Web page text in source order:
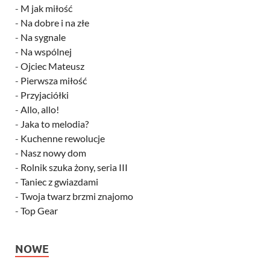
- M jak miłość
- Na dobre i na złe
- Na sygnale
- Na wspólnej
- Ojciec Mateusz
- Pierwsza miłość
- Przyjaciółki
- Allo, allo!
- Jaka to melodia?
- Kuchenne rewolucje
- Nasz nowy dom
- Rolnik szuka żony, seria III
- Taniec z gwiazdami
- Twoja twarz brzmi znajomo
- Top Gear
NOWE